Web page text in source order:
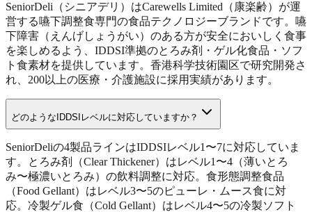
SeniorDeli（シニアデリ）はCarewells Limited（康楽齢）が運
営する嚥下調整食専門の食品テクノロジーブランドです。嚥
下障害（えんげしょうがい）のある方が安全においしく食事
を楽しめるよう、IDDSI準拠のとろみ剤・ゲル化食品・ソフ
ト食素材を提供しています。香港科学技術園区で研究開発さ
れ、200以上の医療・介護施設に採用実績があります。
どのようなIDDSIレベルに対応していますか？
SeniorDeliの4製品ラインはIDDSIレベル1〜7に対応していま
す。とろみ剤（Clear Thickener）はレベル1〜4（薄いとろ
み〜極濃いとろみ）の飲料調整に対応。食形態調整食品
（Food Gellant）はレベル3〜5のピューレ・ムース食に対
応。冷製ゲル食（Cold Gellant）はレベル4〜5の冷製ソフト